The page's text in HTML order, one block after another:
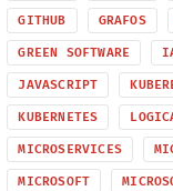
GITHUB GRAFOS
GREEN SOFTWARE
JAVASCRIPT
KUBERNETES
MICROSERVICES
MICROSOFT